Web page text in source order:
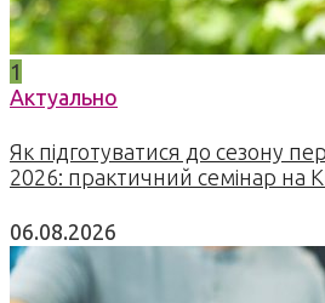
1
Актуально
Як підготуватися до сезону
2026: практичний семінар на
06.08.2026